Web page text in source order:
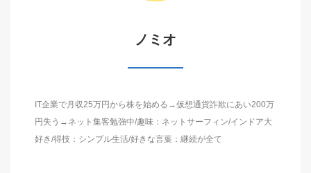
ノミオ
IT企業で月収25万円から株を始める→仮想通貨詐欺にあい200万
円失う→ネット集客勉強中/趣味：ネットサーフィン/インドア大
好き/得技：シンプル生活/好きな言葉：継続が全て